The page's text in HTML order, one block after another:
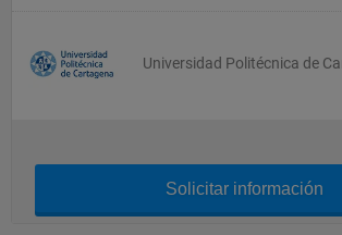
Universidad Politécnica de
Solicitar información